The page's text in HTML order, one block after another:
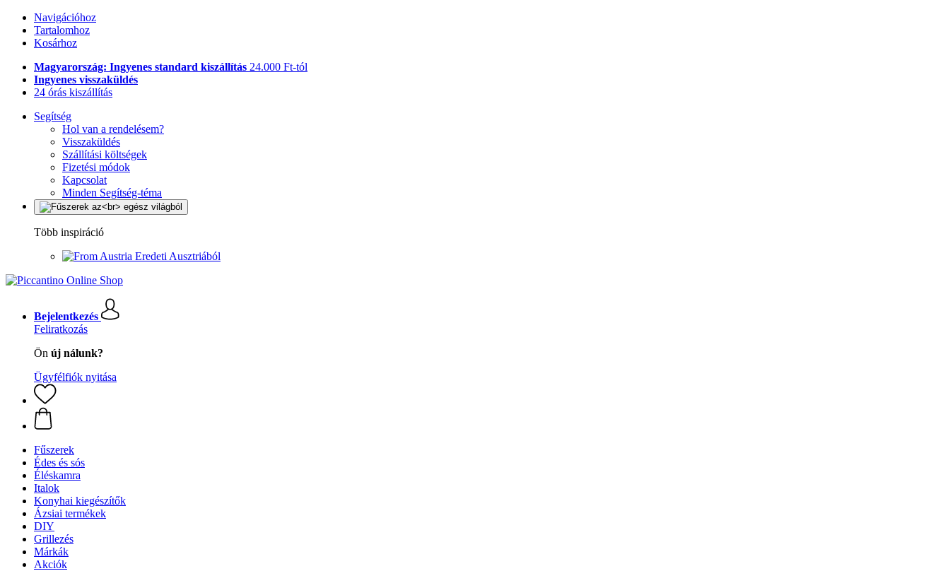
Navigációhoz
Tartalomhoz
Kosárhoz
Magyarország: Ingyenes standard kiszállítás 24.000 Ft-tól
Ingyenes visszaküldés
24 órás kiszállítás
Segítség
Hol van a rendelésem?
Visszaküldés
Szállítási költségek
Fizetési módok
Kapcsolat
Minden Segítség-téma
Több inspiráció
Eredeti Ausztriából
Bejelentkezés
Feliratkozás
Ön új nálunk?
Ügyfélfiók nyitása
Fűszerek
Édes és sós
Éléskamra
Italok
Konyhai kiegészítők
Ázsiai termékek
DIY
Grillezés
Márkák
Akciók